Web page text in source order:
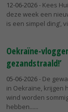
12-06-2026- Kees
deze week een
is een simpel ding’,
Oekraïne-
gezandstraald!’
05-06-2026- De
in Oekraïne, krijgen
wind worden
hebben...